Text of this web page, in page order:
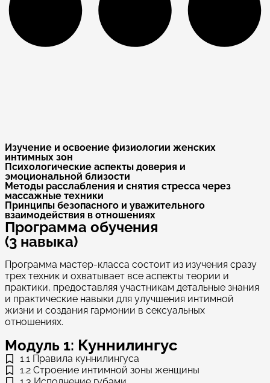
Изучение и освоение физиологии женских
интимных зон​
Психологические аспекты доверия и
эмоциональной близости
Методы расслабления и снятия стресса через
массажные техники
Принципы безопасного и уважительного
взаимодействия в отношениях
Программа обучения
(3 навыка)
Программа мастер-класса состоит из изучения сразу
трех техник и охватывает все аспекты теории и
практики, предоставляя участникам детальные знания
и практические навыки для улучшения интимной
жизни и создания гармонии в сексуальных
отношениях.
Модуль 1: Куннилингус
1.1 Правила куннилингуса
1.2 Строение интимной зоны женщины